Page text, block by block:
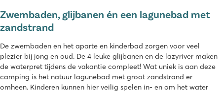
Zwembaden, glijbanen én een lagunebad met
zandstrand
De zwembaden en het aparte en kinderbad zorgen voor veel
plezier bij jong en oud. De 4 leuke glijbanen en de lazyriver maken
de waterpret tijdens de vakantie compleet! Wat uniek is aan deze
camping is het natuur lagunebad met groot zandstrand er
omheen. Kinderen kunnen hier veilig spelen in- en om het water